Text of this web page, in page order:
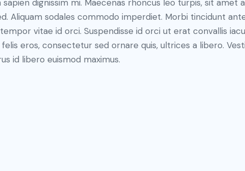
dignissim mi. Maecenas rhoncus leo turpis, sit amet
Aliquam sodales commodo imperdiet. Morbi tincidunt
vitae id orci. Suspendisse id orci ut erat convallis
eros, consectetur sed ornare quis, ultrices a libero.
id libero euismod maximus.